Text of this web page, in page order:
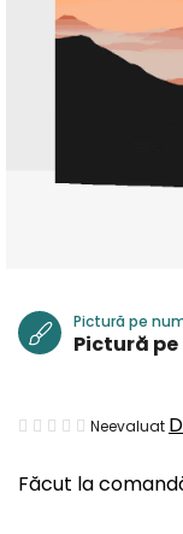
Făcut la
Pictură pe
Pictură
Evaluarea
a
Neevaluat